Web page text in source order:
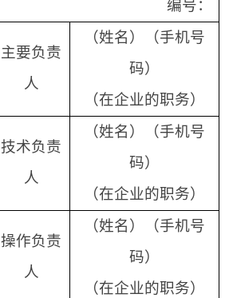
编号：
主要负责
人
（姓名）（手机号
码）
（在企业的职务）
技术负责
人
（姓名）（手机号
码）
（在企业的职务）
操作负责
人
（姓名）（手机号
码）
（在企业的职务）